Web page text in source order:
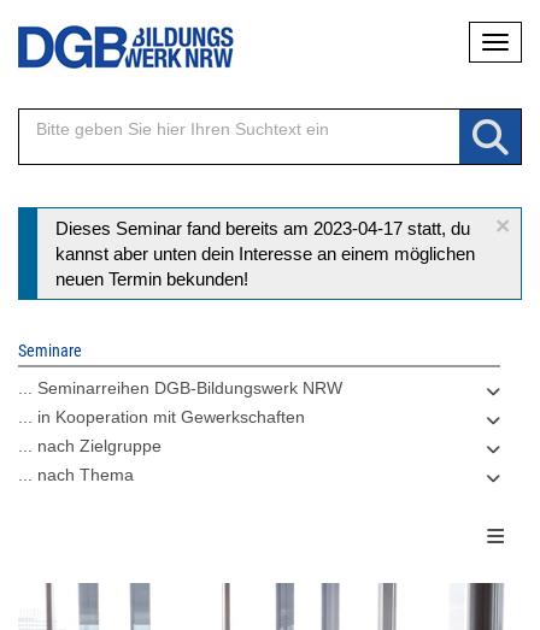
Direkt
Inhalt
×
Statusmeldung
Dieses Seminar fand bereits am 2023-04-17 statt, du
kannst aber unten dein Interesse an einem möglichen
neuen Termin bekunden!
Seminare
... Seminarreihen DGB-Bildungswerk NRW
... in Kooperation mit Gewerkschaften
... nach Zielgruppe
... nach Thema